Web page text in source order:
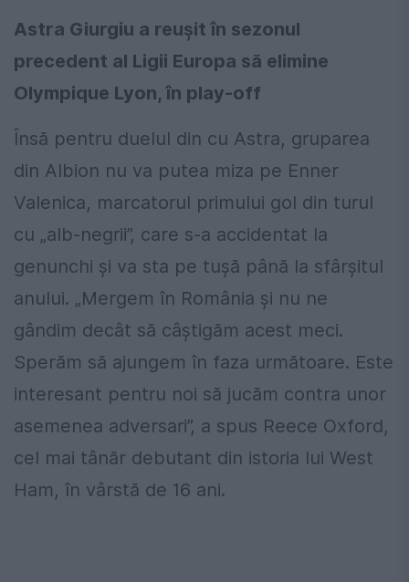
Astra Giurgiu a reușit în sezonul
precedent al Ligii Europa să elimine
Olympique Lyon, în play-off
Însă pentru duelul din cu Astra, gruparea
din Albion nu va putea miza pe Enner
Valenica, marcatorul primului gol din turul
cu „alb-negrii”, care s-a accidentat la
genunchi și va sta pe tușă până la sfârșitul
anului. „Mergem în România şi nu ne
gândim decât să câştigăm acest meci.
Sperăm să ajungem în faza următoare. Este
interesant pentru noi să jucăm contra unor
asemenea adversari”, a spus Reece Oxford,
cel mai tânăr debutant din istoria lui West
Ham, în vârstă de 16 ani.